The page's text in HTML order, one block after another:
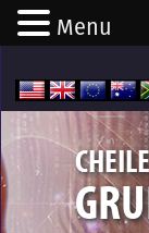
Menu